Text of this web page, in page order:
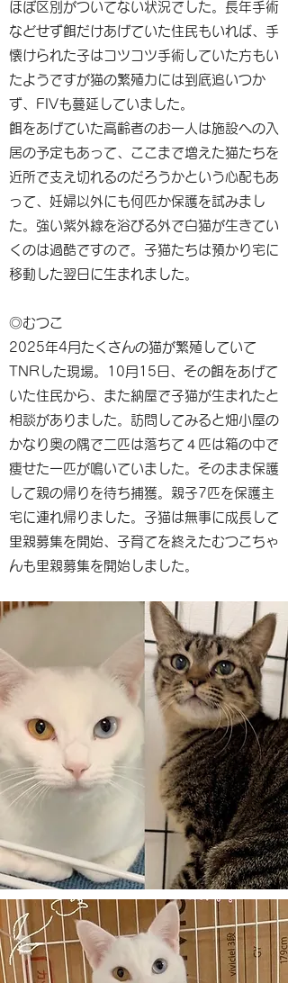
ほぼ区別がついてない状況でした。長年手術
などせず餌だけあげていた住民もいれば、手
懐けられた子はコツコツ手術していた方もい
たようですが猫の繁殖力には到底追いつか
ず、FIVも蔓延していました。
餌をあげていた高齢者のお一人は施設への入
居の予定もあって、ここまで増えた猫たちを
近所で支え切れるのだろうかという心配もあ
って、妊婦以外にも何匹か保護を試みまし
た。強い紫外線を浴びる外で白猫が生きてい
くのは過酷ですので。子猫たちは預かり宅に
移動した翌日に生まれました。
◎むつこ
2025年4月たくさんの猫が繁殖していて
TNRした現場。10月15日、その餌をあげて
いた住民から、また納屋で子猫が生まれたと
相談がありました。訪問してみると畑小屋の
かなり奥の隅で二匹は落ちて４匹は箱の中で
痩せた一匹が鳴いていました。そのまま保護
して親の帰りを待ち捕獲。親子7匹を保護主
宅に連れ帰りました。子猫は無事に成長して
里親募集を開始、子育てを終えたむつこちゃ
んも里親募集を開始しました。